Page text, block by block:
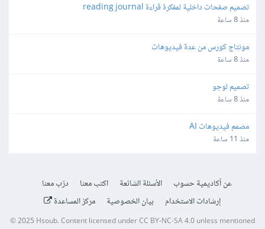
تصميم صفحات داخلية لمفكرة قراءة reading journal
منذ 8 ساعة
مونتاج كورس من عدة فيديوهات
منذ 8 ساعة
تصميم لوجو
منذ 8 ساعة
مصمم فيديوهات AI
منذ 11 ساعة
عن أكاديمية حسوب الأسئلة الشائعة اكتب معنا
درّب معنا
إرشادات الاستخدام
بيان الخصوصية مركز المساعدة
© 2025 Hsoub.Content licensed underCC BY-NC-SA 4.0unless mentioned